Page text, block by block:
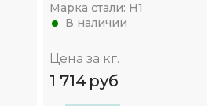
Марка стали: Н1
В наличии
Цена за кг.
1 714 руб